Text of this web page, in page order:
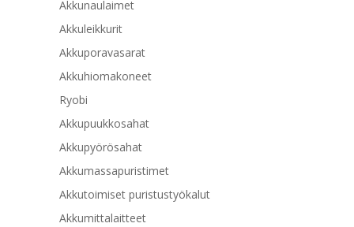
Akkunaulaimet
Akkuleikkurit
Akkuporavasarat
Akkuhiomakoneet
Ryobi
Akkupuukkosahat
Akkupyörösahat
Akkumassapuristimet
Akkutoimiset puristustyökalut
Akkumittalaitteet